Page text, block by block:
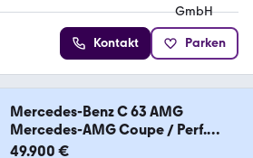
Kontakt Parken
Mercedes-Benz C 63 AMG
Mercedes-AMG Coupe / Perf.
Sitze u. AGA
49.900 €